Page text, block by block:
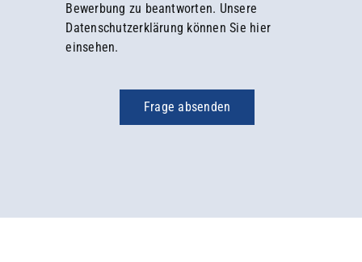
Bewerbung zu beantworten. Unsere
Datenschutzerklärung können Sie hier
einsehen.
Frage absenden